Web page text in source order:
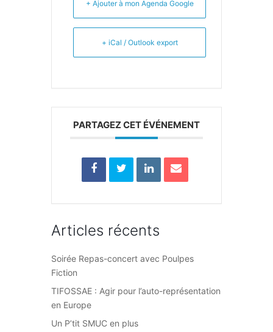
+ Ajouter à mon Agenda Google
+ iCal / Outlook export
PARTAGEZ CET ÉVÉNEMENT
Articles récents
Soirée Repas-concert avec Poulpes
Fiction
TIFOSSAE : Agir pour l’auto-représentation
en Europe
Un P’tit SMUC en plus